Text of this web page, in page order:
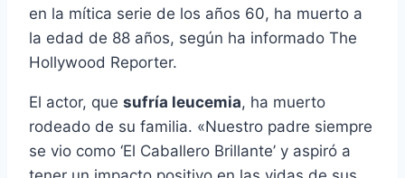
en la mítica serie de los años 60, ha muerto a
la edad de 88 años, según ha informado The
Hollywood Reporter.
El actor, que sufría leucemia, ha muerto
rodeado de su familia. «Nuestro padre siempre
se vio como ‘El Caballero Brillante’ y aspiró a